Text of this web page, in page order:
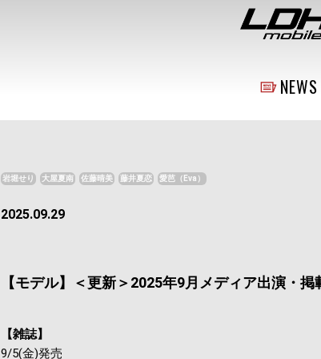
NEWS
岩堀せり 大屋夏南 佐藤晴美 藤井夏恋 愛芭（Eva）
2025.09.29
【モデル】＜更新＞2025年9月メディア出演・掲
【雑誌】
9/5(金)発売